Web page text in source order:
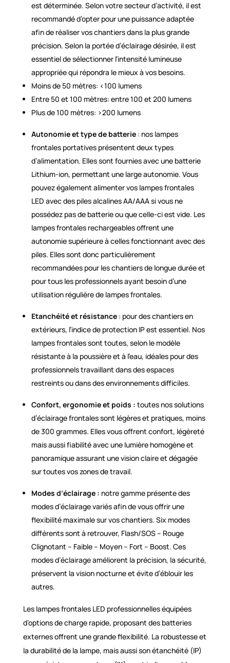
est déterminée. Selon votre secteur d’activité, il est
recommandé d’opter pour une puissance adaptée
afin de réaliser vos chantiers dans la plus grande
précision. Selon la portée d’éclairage désirée, il est
essentiel de sélectionner l’intensité lumineuse
appropriée qui répondra le mieux à vos besoins.
Moins de 50 mètres: <100 lumens
Entre 50 et 100 mètres: entre 100 et 200 lumens
Plus de 100 mètres: >200 lumens
Autonomie et type de batterie : nos lampes
frontales portatives présentent deux types
d’alimentation. Elles sont fournies avec une batterie
Lithium-ion, permettant une large autonomie. Vous
pouvez également alimenter vos lampes frontales
LED avec des piles alcalines AA/AAA si vous ne
possédez pas de batterie ou que celle-ci est vide. Les
lampes frontales rechargeables offrent une
autonomie supérieure à celles fonctionnant avec des
piles. Elles sont donc particulièrement
recommandées pour les chantiers de longue durée et
pour tous les professionnels ayant besoin d’une
utilisation régulière de lampes frontales.
Etanchéité et résistance : pour des chantiers en
extérieurs, l’indice de protection IP est essentiel. Nos
lampes frontales sont toutes, selon le modèle
résistante à la poussière et à l’eau, idéales pour des
professionnels travaillant dans des espaces
restreints ou dans des environnements difficiles.
Confort, ergonomie et poids : toutes nos solutions
d’éclairage frontales sont légères et pratiques, moins
de 300 grammes. Elles vous offrent confort, légèreté
mais aussi fiabilité avec une lumière homogène et
panoramique assurant une vision claire et dégagée
sur toutes vos zones de travail.
Modes d’éclairage : notre gamme présente des
modes d’éclairage variés afin de vous offrir une
flexibilité maximale sur vos chantiers. Six modes
différents sont à retrouver, Flash/SOS – Rouge
Clignotant – Faible – Moyen – Fort – Boost. Ces
modes d’éclairage améliorent la précision, la sécurité,
préservent la vision nocturne et évite d’éblouir les
autres.
Les lampes frontales LED professionnelles équipées
d’options de charge rapide, proposant des batteries
externes offrent une grande flexibilité. La robustesse et
la durabilité de la lampe, mais aussi son étanchéité (IP)